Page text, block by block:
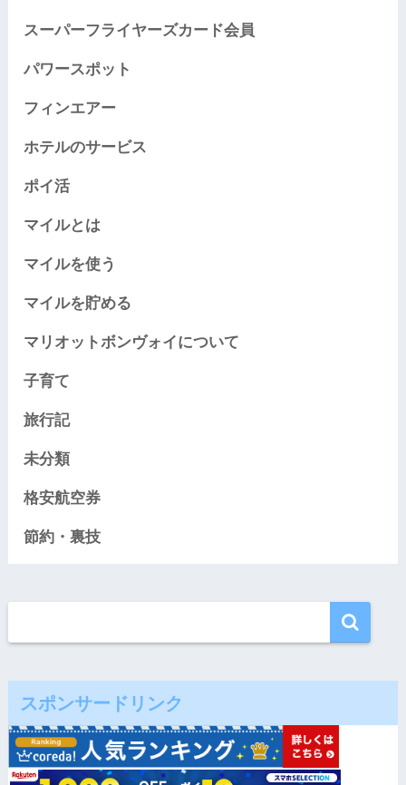
スーパーフライヤーズカード会員
パワースポット
フィンエアー
ホテルのサービス
ポイ活
マイルとは
マイルを使う
マイルを貯める
マリオットボンヴォイについて
子育て
旅行記
未分類
格安航空券
節約・裏技
スポンサードリンク